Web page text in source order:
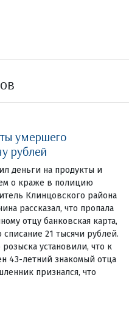
умершего
рублей
деньги на продукты и
о краже в полицию
Клинцовского района
рассказал, что пропала
отцу банковская карта,
21 тысячи рублей.
установили, что к
43-летний знакомый отца
признался, что